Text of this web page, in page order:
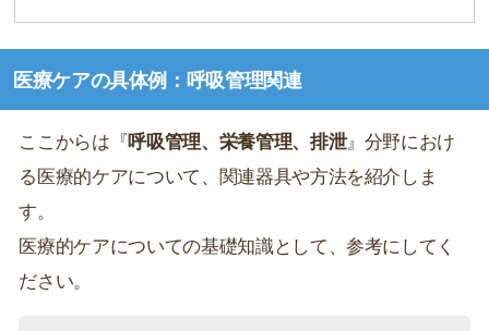
医療ケアの具体例：呼吸管理関連
ここからは『呼吸管理、栄養管理、排泄』分野におけ
る医療的ケアについて、関連器具や方法を紹介しま
す。
医療的ケアについての基礎知識として、参考にしてく
ださい。